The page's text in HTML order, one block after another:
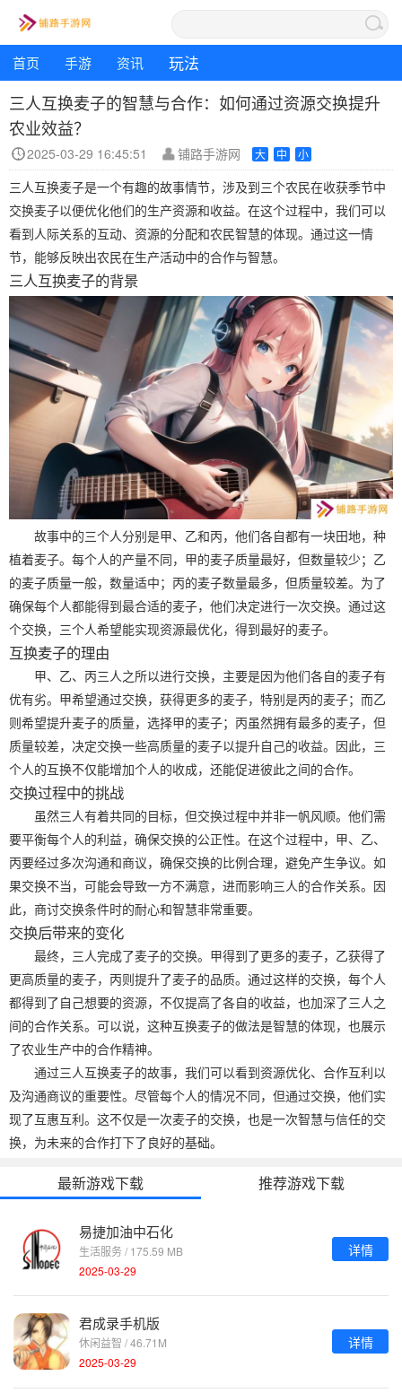
首页 手游 资讯 玩法
三人互换麦子的智慧与合作：如何通过资源交换提升
农业效益？
2025-03-29 16:45:51 铺路手游网 大 中 小
三人互换麦子是一个有趣的故事情节，涉及到三个农民在收获季节中
交换麦子以便优化他们的生产资源和收益。在这个过程中，我们可以
看到人际关系的互动、资源的分配和农民智慧的体现。通过这一情
节，能够反映出农民在生产活动中的合作与智慧。
三人互换麦子的背景
故事中的三个人分别是甲、乙和丙，他们各自都有一块田地，种
植着麦子。每个人的产量不同，甲的麦子质量最好，但数量较少；乙
的麦子质量一般，数量适中；丙的麦子数量最多，但质量较差。为了
确保每个人都能得到最合适的麦子，他们决定进行一次交换。通过这
个交换，三个人希望能实现资源最优化，得到最好的麦子。
互换麦子的理由
甲、乙、丙三人之所以进行交换，主要是因为他们各自的麦子有
优有劣。甲希望通过交换，获得更多的麦子，特别是丙的麦子；而乙
则希望提升麦子的质量，选择甲的麦子；丙虽然拥有最多的麦子，但
质量较差，决定交换一些高质量的麦子以提升自己的收益。因此，三
个人的互换不仅能增加个人的收成，还能促进彼此之间的合作。
交换过程中的挑战
虽然三人有着共同的目标，但交换过程中并非一帆风顺。他们需
要平衡每个人的利益，确保交换的公正性。在这个过程中，甲、乙、
丙要经过多次沟通和商议，确保交换的比例合理，避免产生争议。如
果交换不当，可能会导致一方不满意，进而影响三人的合作关系。因
此，商讨交换条件时的耐心和智慧非常重要。
交换后带来的变化
最终，三人完成了麦子的交换。甲得到了更多的麦子，乙获得了
更高质量的麦子，丙则提升了麦子的品质。通过这样的交换，每个人
都得到了自己想要的资源，不仅提高了各自的收益，也加深了三人之
间的合作关系。可以说，这种互换麦子的做法是智慧的体现，也展示
了农业生产中的合作精神。
通过三人互换麦子的故事，我们可以看到资源优化、合作互利以
及沟通商议的重要性。尽管每个人的情况不同，但通过交换，他们实
现了互惠互利。这不仅是一次麦子的交换，也是一次智慧与信任的交
换，为未来的合作打下了良好的基础。
最新游戏下载 推荐游戏下载
易捷加油中石化
生活服务 / 175.59 MB
2025-03-29
详情
君成录手机版
休闲益智 / 46.71M
2025-03-29
详情